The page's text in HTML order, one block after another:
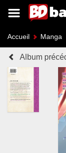
Accueil Manga
Album